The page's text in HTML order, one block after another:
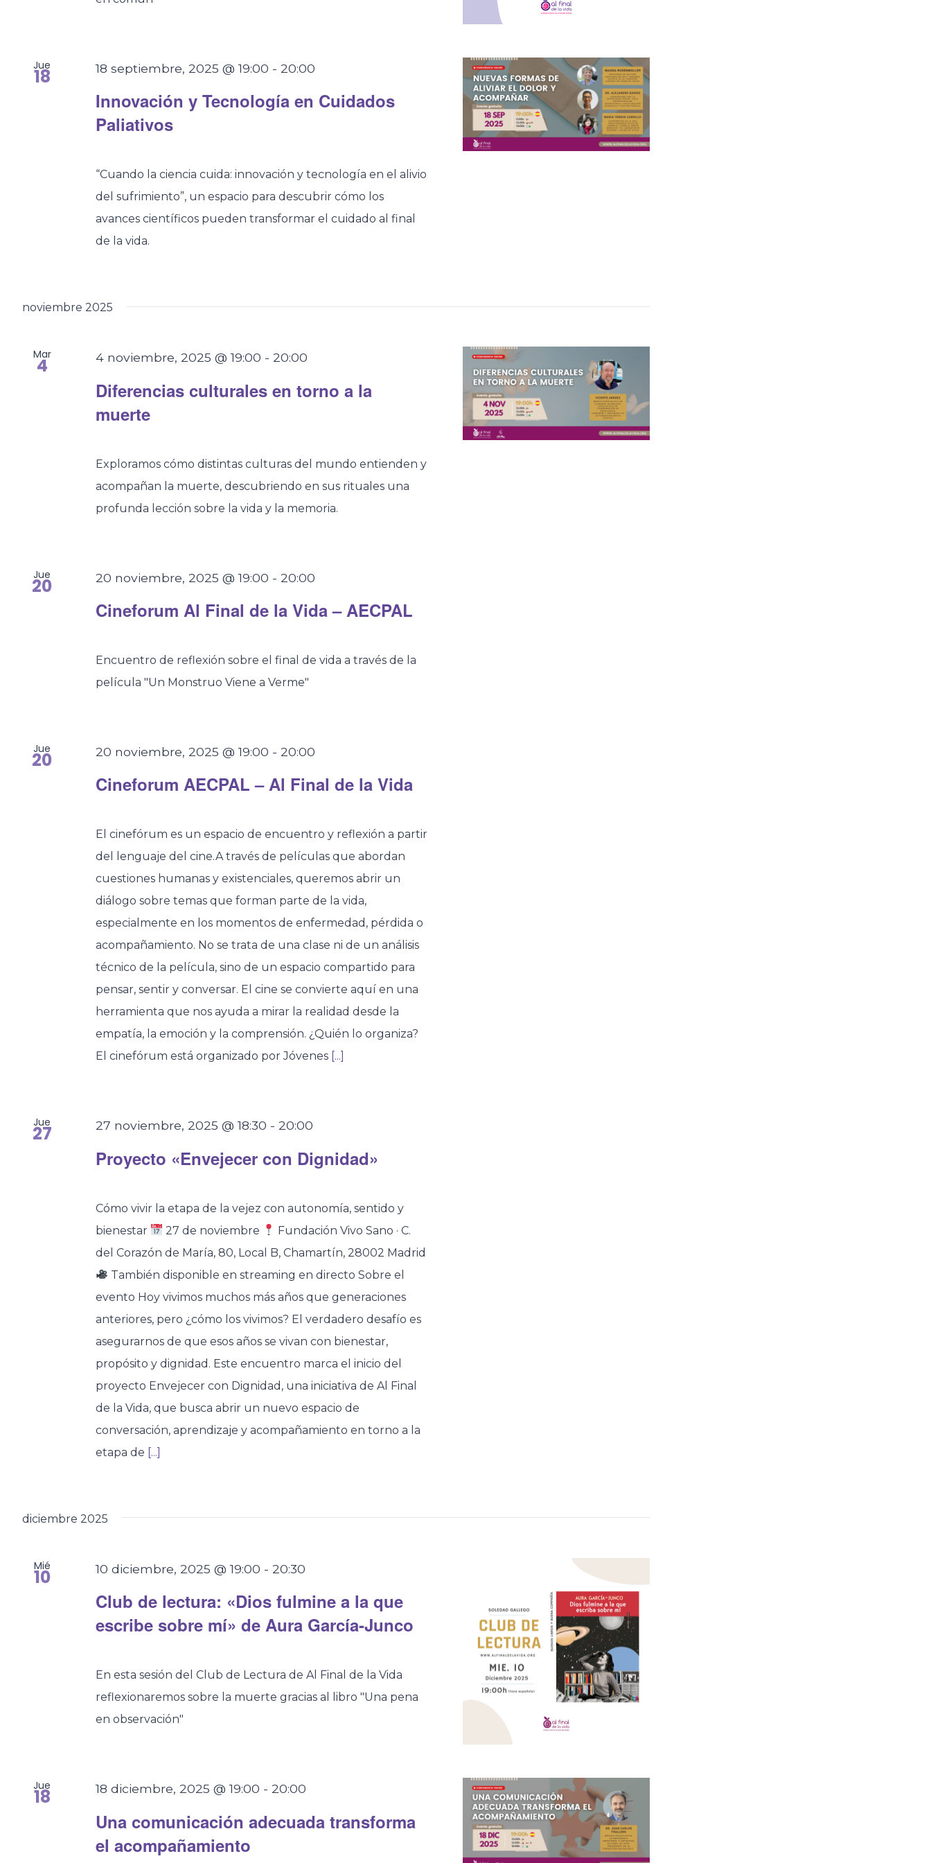
Jue
18
Innovación y Tecnología en Cuidados
Paliativos
18 septiembre, 2025 @ 19:00 - 20:00
“Cuando la ciencia cuida: innovación y tecnología en el alivio
del sufrimiento”, un espacio para descubrir cómo los
avances científicos pueden transformar el cuidado al final
de la vida.
noviembre 2025
Mar
4
Diferencias culturales en torno a la
muerte
4 noviembre, 2025 @ 19:00 - 20:00
Exploramos cómo distintas culturas del mundo entienden y
acompañan la muerte, descubriendo en sus rituales una
profunda lección sobre la vida y la memoria.
Jue
20
Cineforum Al Final de la Vida – AECPAL
20 noviembre, 2025 @ 19:00 - 20:00
Encuentro de reflexión sobre el final de vida a través de la
película "Un Monstruo Viene a Verme"
Jue
20
Cineforum AECPAL – Al Final de la Vida
20 noviembre, 2025 @ 19:00 - 20:00
El cinefórum es un espacio de encuentro y reflexión a partir
del lenguaje del cine.A través de películas que abordan
cuestiones humanas y existenciales, queremos abrir un
diálogo sobre temas que forman parte de la vida,
especialmente en los momentos de enfermedad, pérdida o
acompañamiento. No se trata de una clase ni de un análisis
técnico de la película, sino de un espacio compartido para
pensar, sentir y conversar. El cine se convierte aquí en una
herramienta que nos ayuda a mirar la realidad desde la
empatía, la emoción y la comprensión. ¿Quién lo organiza?
El cinefórum está organizado por Jóvenes [...]
Jue
27
Proyecto «Envejecer con Dignidad»
27 noviembre, 2025 @ 18:30 - 20:00
Cómo vivir la etapa de la vejez con autonomía, sentido y
bienestar
27 de noviembre
Fundación Vivo Sano · C.
del Corazón de María, 80, Local B, Chamartín, 28002 Madrid
También disponible en streaming en directo Sobre el
evento Hoy vivimos muchos más años que generaciones
anteriores, pero ¿cómo los vivimos? El verdadero desafío es
asegurarnos de que esos años se vivan con bienestar,
propósito y dignidad. Este encuentro marca el inicio del
proyecto Envejecer con Dignidad, una iniciativa de Al Final
de la Vida, que busca abrir un nuevo espacio de
conversación, aprendizaje y acompañamiento en torno a la
etapa de [...]
diciembre 2025
Mié
10
Club de lectura: «Dios fulmine a la que
escribe sobre mí» de Aura García-Junco
10 diciembre, 2025 @ 19:00 - 20:30
En esta sesión del Club de Lectura de Al Final de la Vida
reflexionaremos sobre la muerte gracias al libro "Una pena
en observación"
Jue
18
Una comunicación adecuada transforma
el acompañamiento
18 diciembre, 2025 @ 19:00 - 20:00